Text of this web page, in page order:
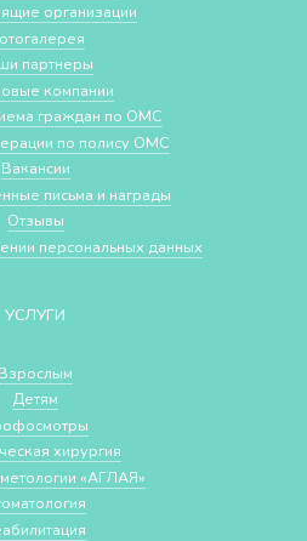
организации
партнеры
компании
граждан по ОМС
по полису ОМС
Вакансии
письма и награды
Отзывы
персональных данных
УСЛУГИ
Взрослым
Детям
хирургия
«АГЛАЯ»